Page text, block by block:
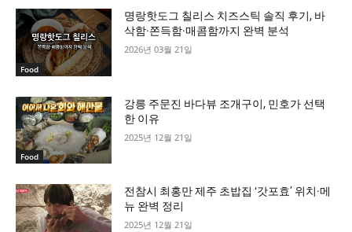
Food
명랑핫도그 칠리스 치즈스틱 솔직 후기, 바
삭함·쫀득함·매콤함까지 완벽 분석
2026년 03월 21일
Food
강릉 주문진 바다뷰 조개구이, 민호가 선택
한 이유
2025년 12월 21일
전참시 최홍만 제주 초밥집 ‘갓포효’ 위치·메
뉴 완벽 정리
2025년 12월 21일